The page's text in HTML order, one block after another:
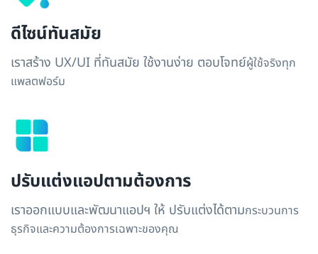
ดีไซน์ทันสมัย
เราสร้าง UX/UI ที่ทันสมัย ใช้งานง่าย ตอบโจทย์ผู้ใช้จริงทุก
แพลตฟอร์ม
ปรับแต่งแอปตามต้องการ
เราออกแบบและพัฒนาแอปฯ ให้ ปรับแต่งได้ตามกระบวนการ
ธุรกิจและความต้องการเฉพาะของคุณ